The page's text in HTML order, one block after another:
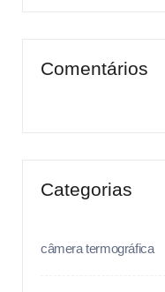
Comentários
Categorias
câmera termográfica